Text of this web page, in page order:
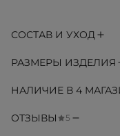
СОСТАВ И УХОД
РАЗМЕРЫ ИЗДЕЛИЯ
НАЛИЧИЕ В 4
ОТЗЫВЫ 5